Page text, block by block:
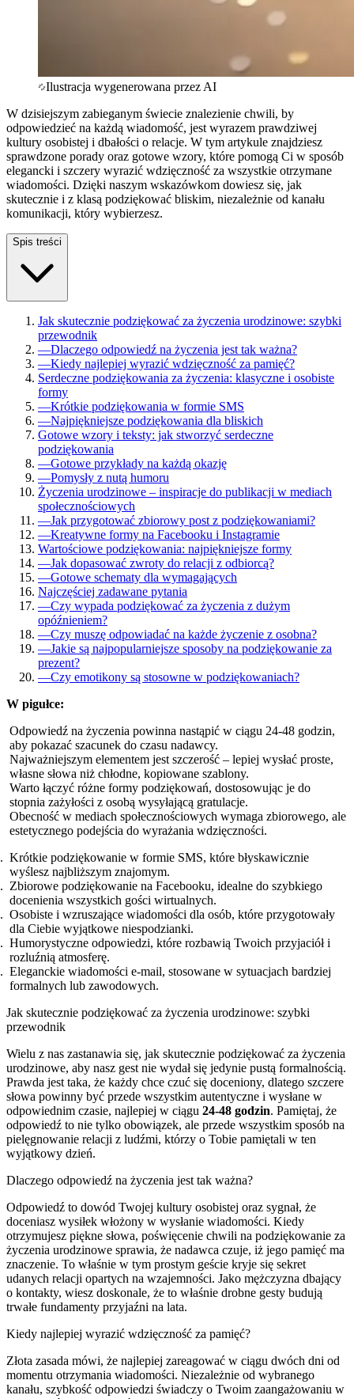
Ilustracja wygenerowana przez AI
W dzisiejszym zabieganym świecie znalezienie chwili, by
odpowiedzieć na każdą wiadomość, jest wyrazem prawdziwej
kultury osobistej i dbałości o relacje. W tym artykule znajdziesz
sprawdzone porady oraz gotowe wzory, które pomogą Ci w sposób
elegancki i szczery wyrazić wdzięczność za wszystkie otrzymane
wiadomości. Dzięki naszym wskazówkom dowiesz się, jak
skutecznie i z klasą podziękować bliskim, niezależnie od kanału
komunikacji, który wybierzesz.
Spis treści
Jak skutecznie podziękować za życzenia urodzinowe: szybki
przewodnik
—Dlaczego odpowiedź na życzenia jest tak ważna?
—Kiedy najlepiej wyrazić wdzięczność za pamięć?
Serdeczne podziękowania za życzenia: klasyczne i osobiste
formy
—Krótkie podziękowania w formie SMS
—Najpiękniejsze podziękowania dla bliskich
Gotowe wzory i teksty: jak stworzyć serdeczne
podziękowania
—Gotowe przykłady na każdą okazję
—Pomysły z nutą humoru
Życzenia urodzinowe – inspiracje do publikacji w mediach
społecznościowych
—Jak przygotować zbiorowy post z podziękowaniami?
—Kreatywne formy na Facebooku i Instagramie
Wartościowe podziękowania: najpiękniejsze formy
—Jak dopasować zwroty do relacji z odbiorcą?
—Gotowe schematy dla wymagających
Najczęściej zadawane pytania
—Czy wypada podziękować za życzenia z dużym
opóźnieniem?
—Czy muszę odpowiadać na każde życzenie z osobna?
—Jakie są najpopularniejsze sposoby na podziękowanie za
prezent?
—Czy emotikony są stosowne w podziękowaniach?
W pigułce:
Odpowiedź na życzenia powinna nastąpić w ciągu 24-48 godzin,
aby pokazać szacunek do czasu nadawcy.
Najważniejszym elementem jest szczerość – lepiej wysłać proste,
własne słowa niż chłodne, kopiowane szablony.
Warto łączyć różne formy podziękowań, dostosowując je do
stopnia zażyłości z osobą wysyłającą gratulacje.
Obecność w mediach społecznościowych wymaga zbiorowego, ale
estetycznego podejścia do wyrażania wdzięczności.
Krótkie podziękowanie w formie SMS, które błyskawicznie
wyślesz najbliższym znajomym.
Zbiorowe podziękowanie na Facebooku, idealne do szybkiego
docenienia wszystkich gości wirtualnych.
Osobiste i wzruszające wiadomości dla osób, które przygotowały
dla Ciebie wyjątkowe niespodzianki.
Humorystyczne odpowiedzi, które rozbawią Twoich przyjaciół i
rozluźnią atmosferę.
Eleganckie wiadomości e-mail, stosowane w sytuacjach bardziej
formalnych lub zawodowych.
Jak skutecznie podziękować za życzenia urodzinowe: szybki
przewodnik
Wielu z nas zastanawia się, jak skutecznie podziękować za życzenia
urodzinowe, aby nasz gest nie wydał się jedynie pustą formalnością.
Prawda jest taka, że każdy chce czuć się doceniony, dlatego szczere
słowa powinny być przede wszystkim autentyczne i wysłane w
odpowiednim czasie, najlepiej w ciągu 24-48 godzin. Pamiętaj, że
odpowiedź to nie tylko obowiązek, ale przede wszystkim sposób na
pielęgnowanie relacji z ludźmi, którzy o Tobie pamiętali w ten
wyjątkowy dzień.
Dlaczego odpowiedź na życzenia jest tak ważna?
Odpowiedź to dowód Twojej kultury osobistej oraz sygnał, że
doceniasz wysiłek włożony w wysłanie wiadomości. Kiedy
otrzymujesz piękne słowa, poświęcenie chwili na podziękowanie za
życzenia urodzinowe sprawia, że nadawca czuje, iż jego pamięć ma
znaczenie. To właśnie w tym prostym geście kryje się sekret
udanych relacji opartych na wzajemności. Jako mężczyzna dbający
o kontakty, wiesz doskonale, że to właśnie drobne gesty budują
trwałe fundamenty przyjaźni na lata.
Kiedy najlepiej wyrazić wdzięczność za pamięć?
Złota zasada mówi, że najlepiej zareagować w ciągu dwóch dni od
momentu otrzymania wiadomości. Niezależnie od wybranego
kanału, szybkość odpowiedzi świadczy o Twoim zaangażowaniu w